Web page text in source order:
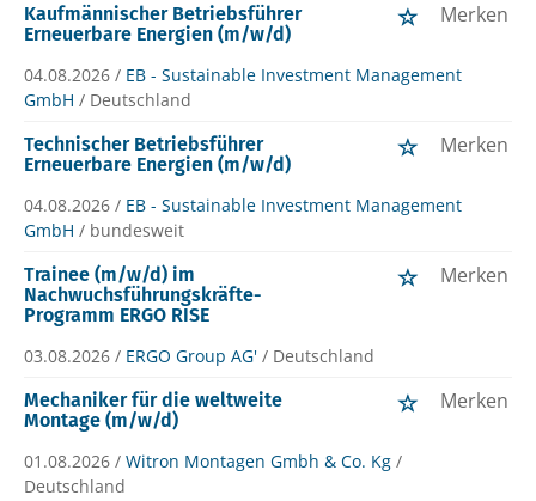
Kaufmännischer Betriebsführer
Erneuerbare Energien (m/w/d)
Merken
04.08.2026 / EB - Sustainable Investment Management
GmbH / Deutschland
Technischer Betriebsführer
Erneuerbare Energien (m/w/d)
Merken
04.08.2026 / EB - Sustainable Investment Management
GmbH / bundesweit
Trainee (m/w/d) im
Nachwuchsführungskräfte-
Programm ERGO RISE
Merken
03.08.2026 / ERGO Group AG' / Deutschland
Mechaniker für die weltweite
Montage (m/w/d)
Merken
01.08.2026 / Witron Montagen Gmbh & Co. Kg /
Deutschland